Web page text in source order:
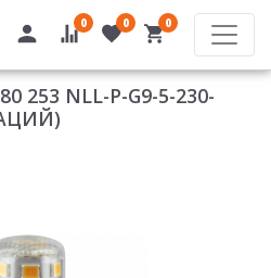
0 0 0
253 NLL-P-G9-5-230-